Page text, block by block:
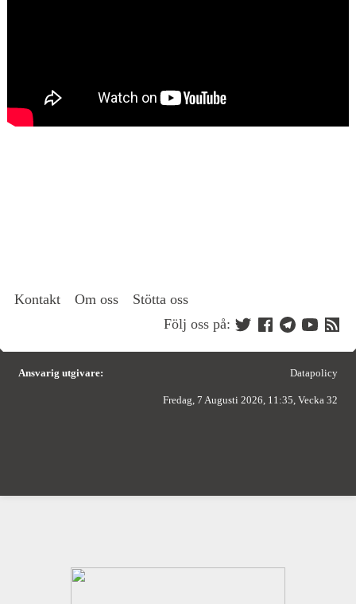
Kontakt Om oss
Stötta oss
Följ oss på:
Ansvarig utgivare: Datapolicy
Fredag, 7 Augusti 2026, 11:35, Vecka 32